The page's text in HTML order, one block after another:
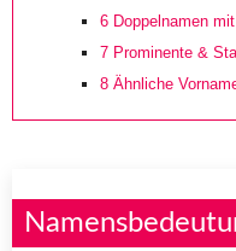
6 Doppelnamen
7 Prominente &
8 Ähnliche